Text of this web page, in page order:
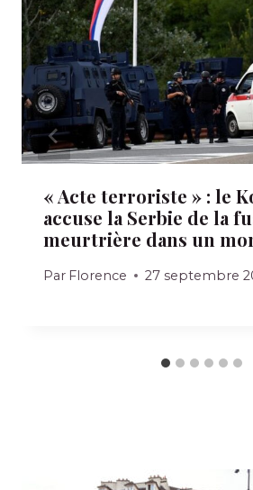
« Acte terroriste » : le
accuse la Serbie de la
meurtrière dans un
Par Florence 27 septembre